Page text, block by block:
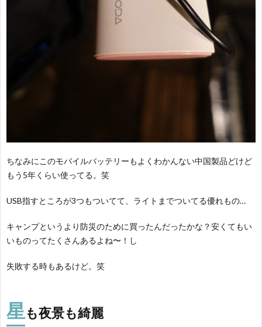
ちなみにこのモバイルバッテリーもよくわかんない中国製品どけど
もう5年くらい使ってる。笑
USB指すところが3つもついてて、ライトまでついてる優れもの…
キャンプというより防災のために買ったんだったかな？安くてもい
いものってたくさんあるよね〜！し
失敗する時もあるけど。笑
星 も夜景も綺麗